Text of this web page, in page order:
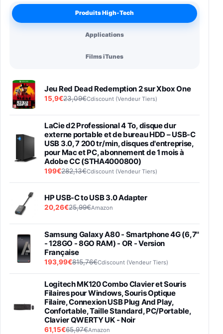
Produits High-Tech
Applications
Films iTunes
Jeu Red Dead Redemption 2 sur Xbox One
15,9€23,09€Cdiscount (Vendeur Tiers)
LaCie d2 Professional 4 To, disque dur
externe portable et de bureau HDD – USB-C
USB 3.0, 7 200 tr/min, disques d'entreprise,
pour Mac et PC, abonnement de 1 mois à
Adobe CC (STHA4000800)
199€282,13€Cdiscount (Vendeur Tiers)
HP USB-C to USB 3.0 Adapter
20,26€25,99€Amazon
Samsung Galaxy A80 - Smartphone 4G (6,7''
- 128GO - 8GO RAM) - OR - Version
Française
193,99€815,76€Cdiscount (Vendeur Tiers)
Logitech MK120 Combo Clavier et Souris
Filaires pour Windows, Souris Optique
Filaire, Connexion USB Plug And Play,
Confortable, Taille Standard, PC/Portable,
Clavier QWERTY UK - Noir
61,15€65,97€Amazon